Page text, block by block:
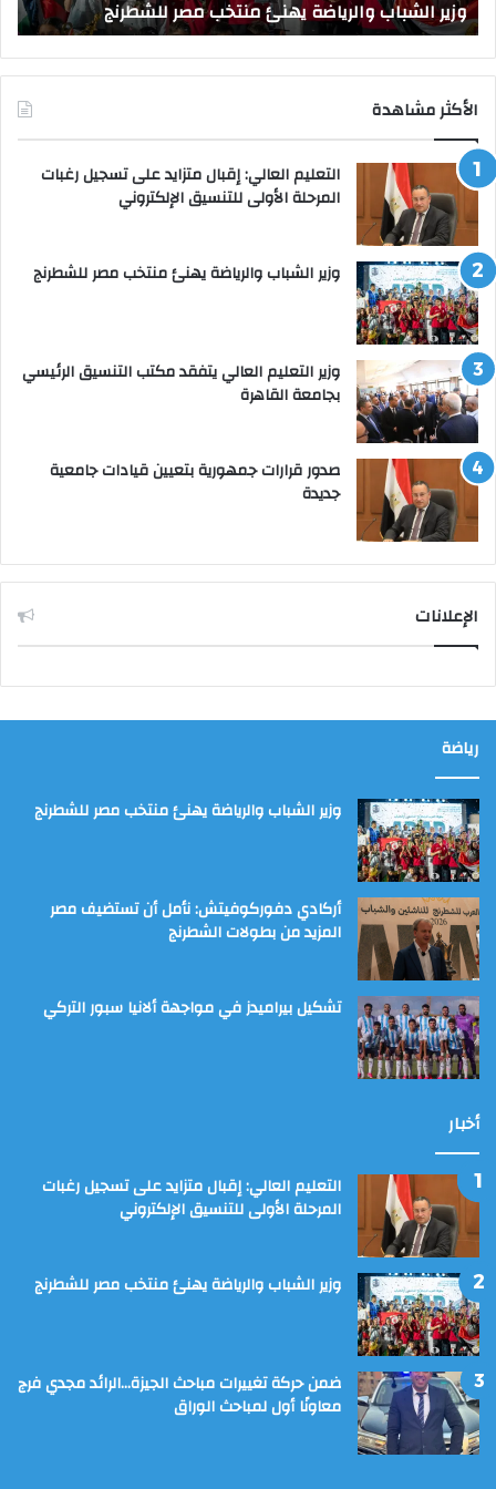
وزير الشباب والرياضة يهنئ منتخب مصر للشطرنج
الأكثر مشاهدة
التعليم العالي: إقبال متزايد على تسجيل رغبات
المرحلة الأولى للتنسيق الإلكتروني
وزير الشباب والرياضة يهنئ منتخب مصر للشطرنج
وزير التعليم العالي يتفقد مكتب التنسيق الرئيسي
بجامعة القاهرة
صدور قرارات جمهورية بتعيين قيادات جامعية
جديدة
الإعلانات
رياضة
وزير الشباب والرياضة يهنئ منتخب مصر للشطرنج
أركادي دفوركوفيتش: نأمل أن تستضيف مصر
المزيد من بطولات الشطرنج
تشكيل بيراميدز في مواجهة ألانيا سبور التركي
أخبار
التعليم العالي: إقبال متزايد على تسجيل رغبات
المرحلة الأولى للتنسيق الإلكتروني
وزير الشباب والرياضة يهنئ منتخب مصر للشطرنج
ضمن حركة تغييرات مباحث الجيزة…الرائد مجدي فرج
معاونًا أول لمباحث الوراق